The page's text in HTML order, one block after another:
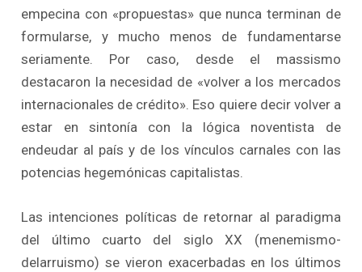
empecina con «propuestas» que nunca terminan de
formularse, y mucho menos de fundamentarse
seriamente. Por caso, desde el massismo
destacaron la necesidad de «volver a los mercados
internacionales de crédito». Eso quiere decir volver a
estar en sintonía con la lógica noventista de
endeudar al país y de los vínculos carnales con las
potencias hegemónicas capitalistas.
Las intenciones políticas de retornar al paradigma
del último cuarto del siglo XX (menemismo-
delarruismo) se vieron exacerbadas en los últimos